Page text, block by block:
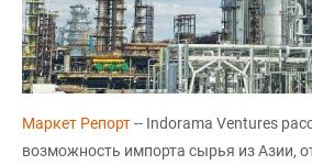
Маркет Репорт-- Indorama Ventures
возможность импорта сырья из Азии,